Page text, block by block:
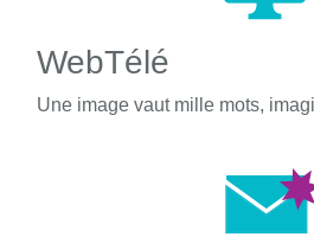
WebTélé
Une image vaut mille mots,